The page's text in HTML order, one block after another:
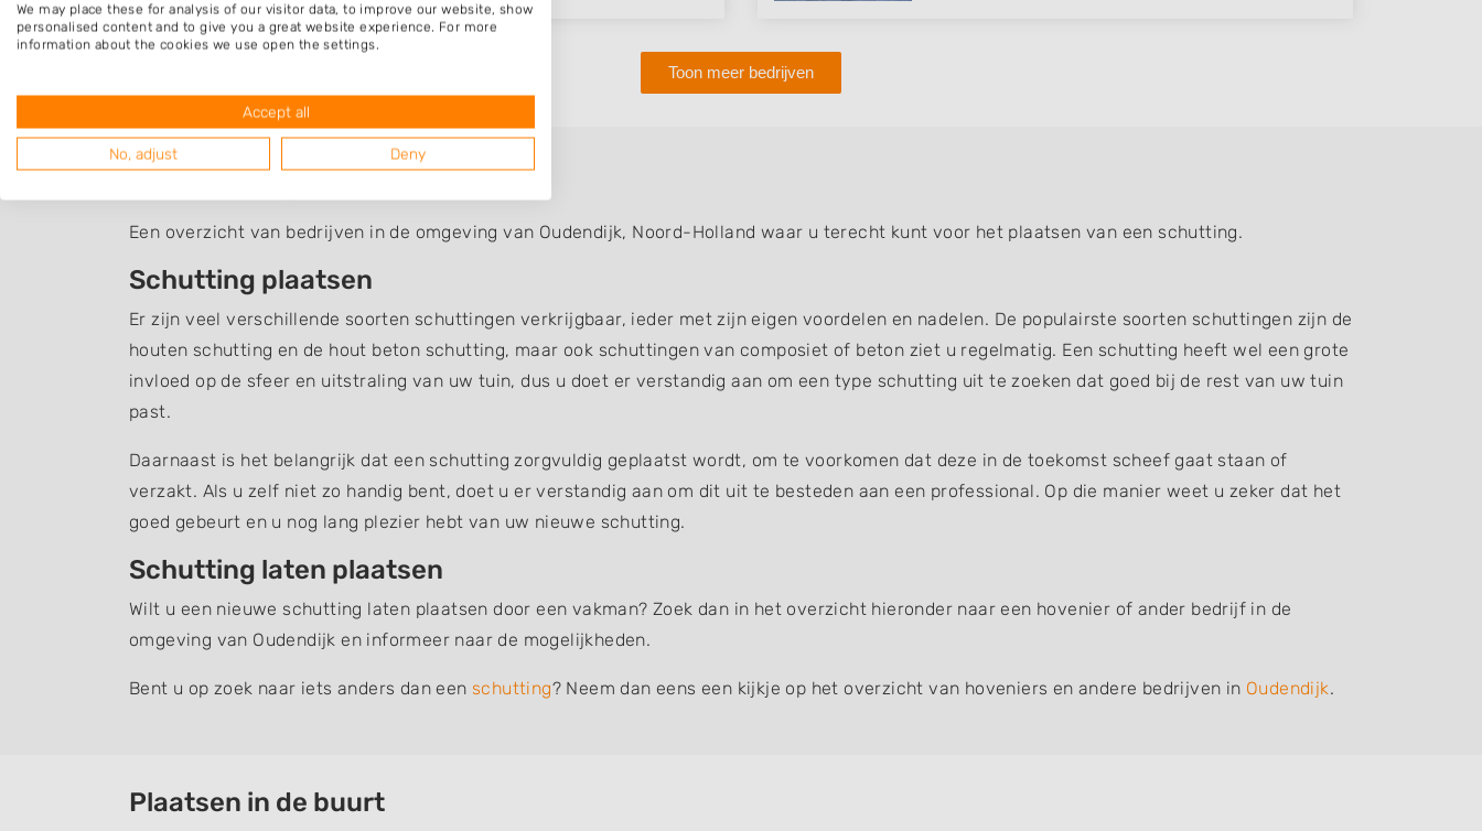
Toon meer bedrijven
Schutting Oudendijk
Een overzicht van bedrijven in de omgeving van Oudendijk, Noord-Holland waar u terecht kunt voor het plaatsen van een schutting.
Schutting plaatsen
Er zijn veel verschillende soorten schuttingen verkrijgbaar, ieder met zijn eigen voordelen en nadelen. De populairste soorten schuttingen zijn de
houten schutting en de hout beton schutting, maar ook schuttingen van composiet of beton ziet u regelmatig. Een schutting heeft wel een grote
invloed op de sfeer en uitstraling van uw tuin, dus u doet er verstandig aan om een type schutting uit te zoeken dat goed bij de rest van uw tuin
past.
Daarnaast is het belangrijk dat een schutting zorgvuldig geplaatst wordt, om te voorkomen dat deze in de toekomst scheef gaat staan of
verzakt. Als u zelf niet zo handig bent, doet u er verstandig aan om dit uit te besteden aan een professional. Op die manier weet u zeker dat het
goed gebeurt en u nog lang plezier hebt van uw nieuwe schutting.
Schutting laten plaatsen
Wilt u een nieuwe schutting laten plaatsen door een vakman? Zoek dan in het overzicht hieronder naar een hovenier of ander bedrijf in de
omgeving van Oudendijk en informeer naar de mogelijkheden.
Bent u op zoek naar iets anders dan een schutting? Neem dan eens een kijkje op het overzicht van hoveniers en andere bedrijven in Oudendijk.
Plaatsen in de buurt
We may place these for analysis of our visitor data, to improve our website, show
personalised content and to give you a great website experience. For more
information about the cookies we use open the settings.
Accept all
No, adjust Deny